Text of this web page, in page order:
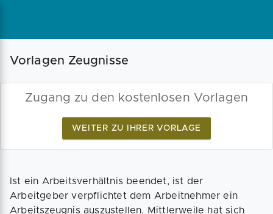
Magazin Businessplan Fördermittel
Vorlagen Zeugnisse
Zugang zu den kostenlosen Vorlagen
WEITER ZU IHRER VORLAGE
Ist ein Arbeitsverhältnis beendet, ist der
Arbeitgeber verpflichtet dem Arbeitnehmer ein
Arbeitszeugnis auszustellen. Mittlerweile hat sich